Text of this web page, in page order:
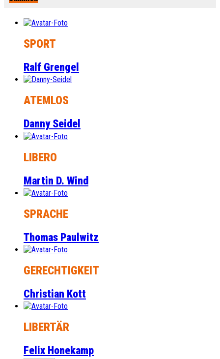
SPORT
Ralf Grengel
ATEMLOS
Danny Seidel
LIBERO
Martin D. Wind
SPRACHE
Thomas Paulwitz
GERECHTIGKEIT
Christian Kott
LIBERTÄR
Felix Honekamp